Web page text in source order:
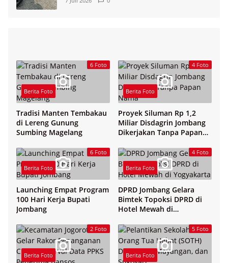
6 Foto
Berita Foto
Tradisi Manten Tembakau
di Lereng Gunung
Sumbing Magelang
4 Foto
Berita Foto
Proyek Siluman Rp 1,2
Miliar Disdagrin Jombang
Dikerjakan Tanpa Papan
6 Foto
Berita Foto
Launching Empat Program
100 Hari Kerja Bupati
Jombang
4 Foto
Berita Foto
DPRD Jombang Gelara
Bimtek Topoksi DPRD di
Hotel Mewah di
2 Foto
Berita Foto
5 Foto
Berita Foto